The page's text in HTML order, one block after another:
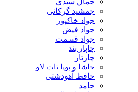
جمال سیدی
جمشید گرکانی
جواد خاکپور
جواد فیض
جواد قسمت
چاپار بند
چارتار
حاشا و پویا تات لاو
حافظ آهودشتی
حامد